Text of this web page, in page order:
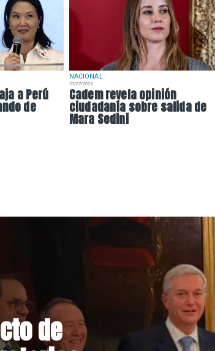
a Perú
de
NACIONAL
27/07/2026
Cadem revela opinión
ciudadanía sobre salida de
Mara Sedini
de